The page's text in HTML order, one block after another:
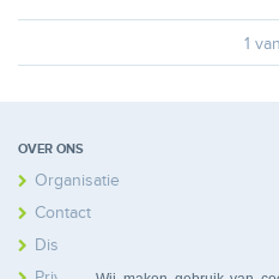
1
OVER ONS
Organisatie
Contact
Disclaimer